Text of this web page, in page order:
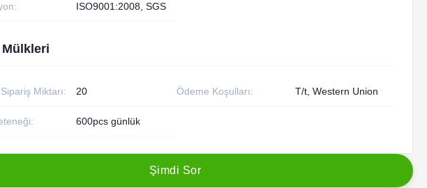
ISO9001:2008, SGS
Miktarı: 20 Ödeme Koşulları: T/t, Western Union
600pcs günlük
Şimd i Sor